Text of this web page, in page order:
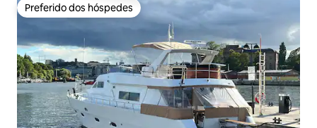
Preferido dos hóspedes
Preferido dos hóspedes